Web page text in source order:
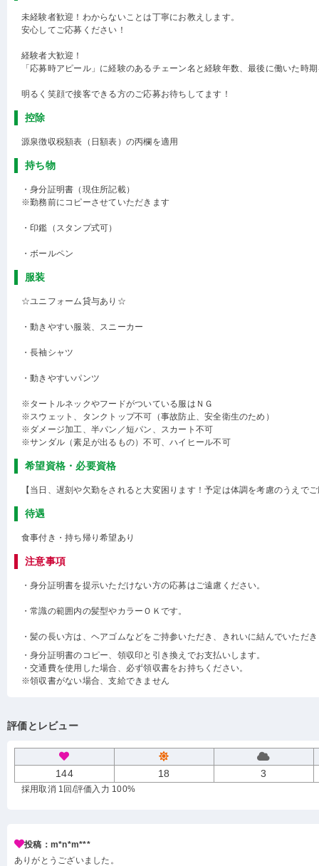
未経験者歓迎！わからないことは丁寧にお教えします。
安心してご応募ください！
経験者大歓迎！
「応募時アピール」に経験のあるチェーン名と経験年数、最後に働いた時
明るく笑顔で接客できる方のご応募お待ちしてます！
控除
源泉徴収税額表（日額表）の丙欄を適用
持ち物
・身分証明書（現住所記載）
※勤務前にコピーさせていただきます
・印鑑（スタンプ式可）
・ボールペン
服装
☆ユニフォーム貸与あり☆
・動きやすい服装、スニーカー
・長袖シャツ
・動きやすいパンツ
※タートルネックやフードがついている服はＮＧ
※スウェット、タンクトップ不可（事故防止、安全衛生のため）
※ダメージ加工、半パン／短パン、スカート不可
※サンダル（素足が出るもの）不可、ハイヒール不可
希望資格・必要資格
【当日、遅刻や欠勤をされると大変困ります！予定は体調を考慮のうえで
待遇
食事付き・持ち帰り希望あり
注意事項
・身分証明書を提示いただけない方の応募はご遠慮ください。
・常識の範囲内の髪型やカラーＯＫです。
・髪の長い方は、ヘアゴムなどをご持参いただき、きれいに結んでいただ
・身分証明書のコピー、領収印と引き換えでお支払いします。
・交通費を使用した場合、必ず領収書をお持ちください。
※領収書がない場合、支給できません
評価とレビュー
144 18 3
採用取消 1回 /評価入力 100%
投稿：m*n*m***
ありがとうございました。